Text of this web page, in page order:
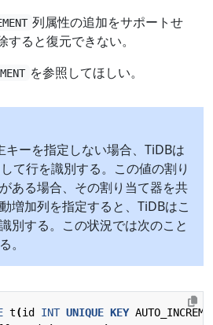
列属性の追加をサポートせ
ると復元できない。
を参照してほしい。
キーを指定しない場合、TiDBは
て行を識別する。この値の割り
ある場合、その割り当て器を共
増加列を指定すると、TiDBはこ
別する。この状況では次のこと
。
t(id INT UNIQUE KEY